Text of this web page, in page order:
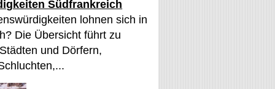
Südfrankreich
lohnen sich in
Die Übersicht führt zu
und Dörfern,